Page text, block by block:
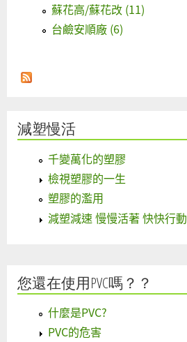
蘇花高/蘇花改 (11)
台鹼安順廠 (6)
減塑慢活
千變萬化的塑膠
檢視塑膠的一生
塑膠的濫用
減塑減速 慢慢活著 快快行動
您還在使用PVC嗎？？
什麼是PVC?
PVC的危害